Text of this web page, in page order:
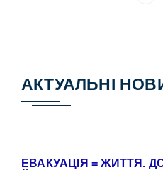
АКТУАЛЬНІ
ЕВАКУАЦІЯ = ЖИТТЯ.